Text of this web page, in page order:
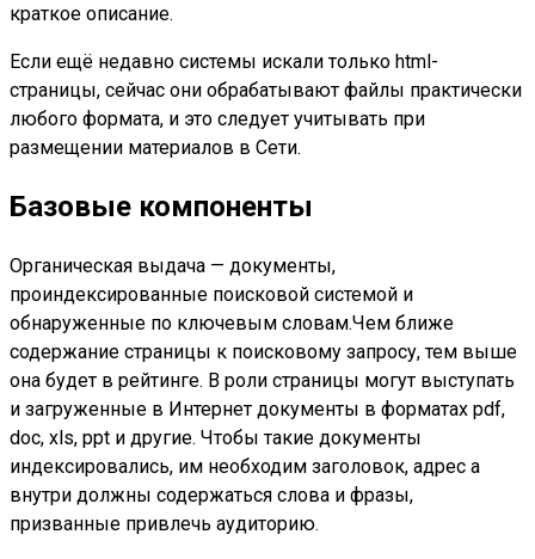
краткое описание.
Если ещё недавно системы искали только html-
страницы, сейчас они обрабатывают файлы практически
любого формата, и это следует учитывать при
размещении материалов в Сети.
Базовые компоненты
Органическая выдача — документы,
проиндексированные поисковой системой и
обнаруженные по ключевым словам.Чем ближе
содержание страницы к поисковому запросу, тем выше
она будет в рейтинге. В роли страницы могут выступать
и загруженные в Интернет документы в форматах pdf,
doc, xls, ppt и другие. Чтобы такие документы
индексировались, им необходим заголовок, адрес а
внутри должны содержаться слова и фразы,
призванные привлечь аудиторию.